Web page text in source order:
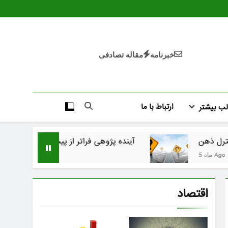
خبرنامه مقاله تصادفی
بیشتر ارتباط با ما
آینده پژوهی فراتر از پیش بینی اخبار
اقتصاد